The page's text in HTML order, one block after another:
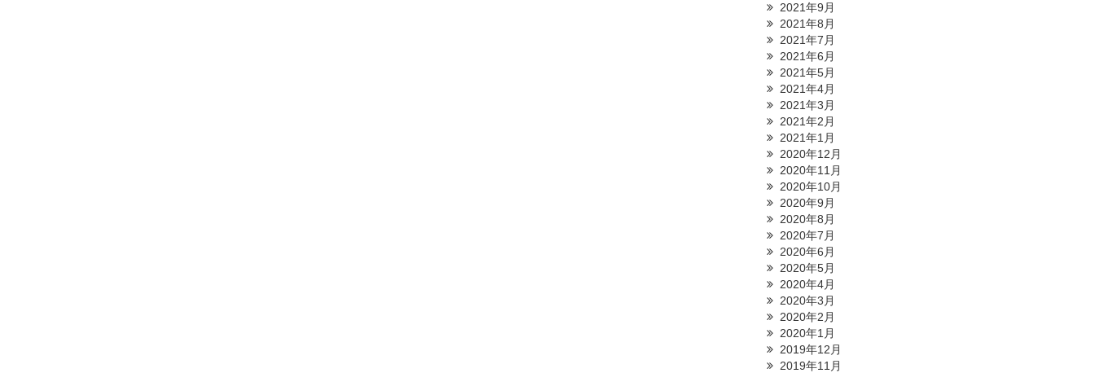
2021年9月
2021年8月
2021年7月
2021年6月
2021年5月
2021年4月
2021年3月
2021年2月
2021年1月
2020年12月
2020年11月
2020年10月
2020年9月
2020年8月
2020年7月
2020年6月
2020年5月
2020年4月
2020年3月
2020年2月
2020年1月
2019年12月
2019年11月